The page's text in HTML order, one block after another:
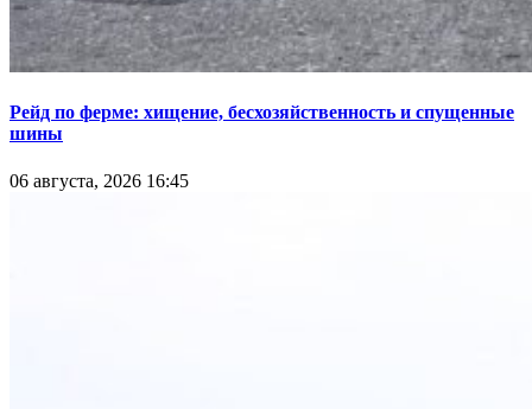
Рейд по ферме: хищение, бесхозяйственность и спущенные
шины
06 августа, 2026 16:45